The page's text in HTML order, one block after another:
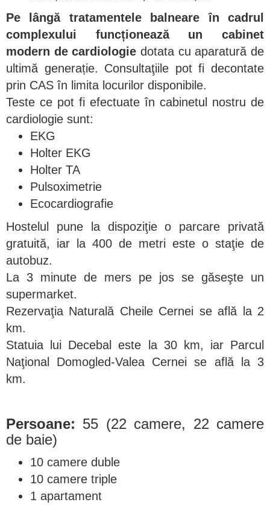
Pe lângă tratamentele balneare în cadrul
complexului funcționează un cabinet
modern de cardiologie dotata cu aparatură de
ultimă generație. Consultaţiile pot fi decontate
prin CAS în limita locurilor disponibile.
Teste ce pot fi efectuate în cabinetul nostru de
cardiologie sunt:
EKG
Holter EKG
Holter TA
Pulsoximetrie
Ecocardiografie
Hostelul pune la dispoziţie o parcare privată
gratuită, iar la 400 de metri este o staţie de
autobuz.
La 3 minute de mers pe jos se găseşte un
supermarket.
Rezervaţia Naturală Cheile Cernei se află la 2
km.
Statuia lui Decebal este la 30 km, iar Parcul
Naţional Domogled-Valea Cernei se află la 3
km.
​Persoane: 55 (22 camere, 22 camere
de baie)
10 camere duble
10 camere triple
1 apartament